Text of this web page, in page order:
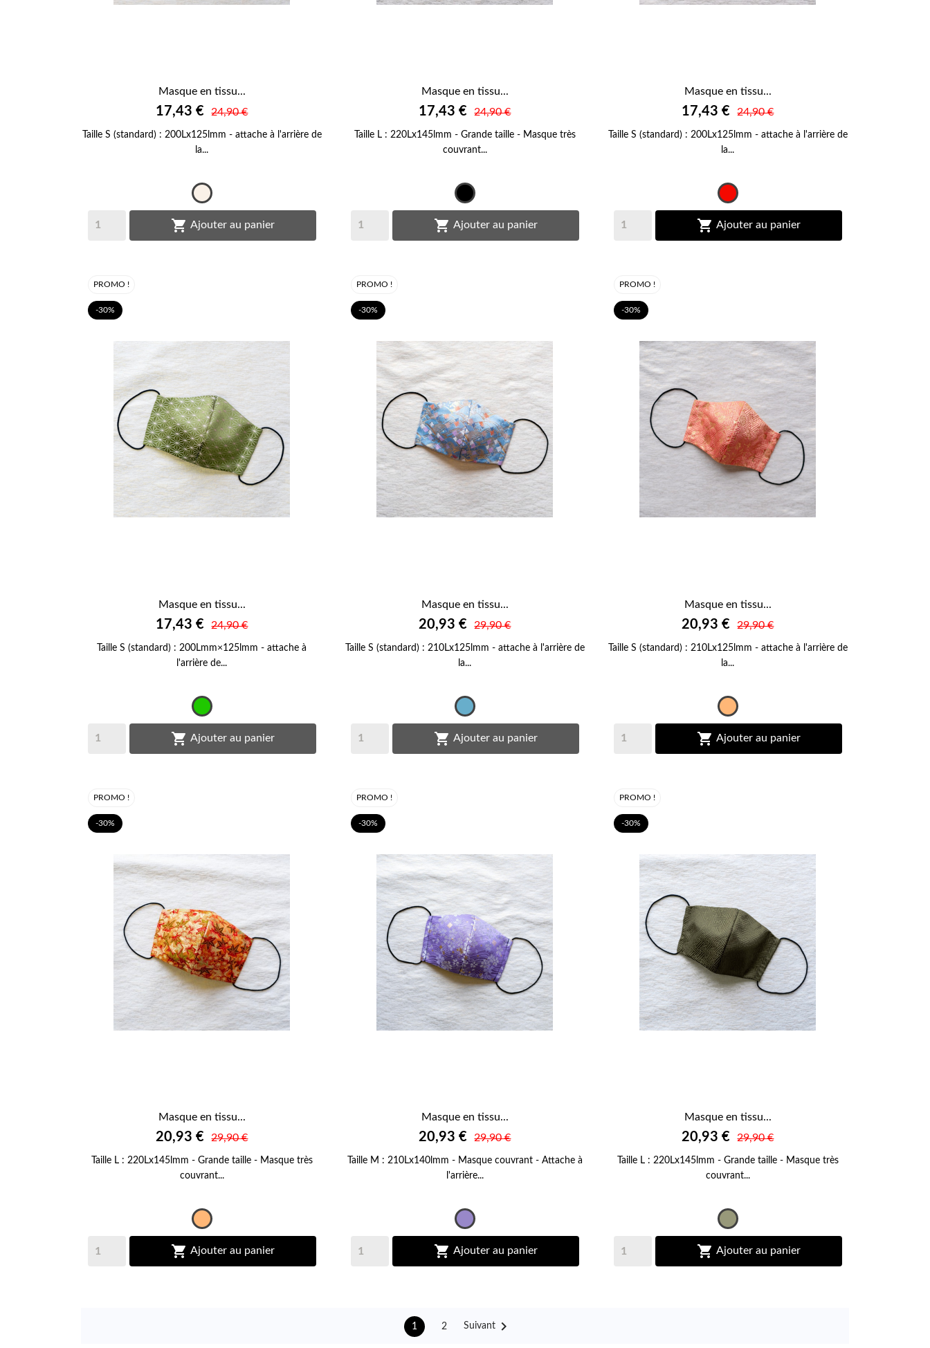
APERÇU RAPIDE
Masque en tissu...
17,43 € 24,90 €
Taille S (standard) : 200Lx125lmm - attache à l'arrière de
la...
Ecru
 Ajouter au panier
APERÇU RAPIDE
Masque en tissu...
17,43 € 24,90 €
Taille L : 220Lx145lmm - Grande taille - Masque très
couvrant...
Noir
 Ajouter au panier
APERÇU RAPIDE
Masque en tissu...
17,43 € 24,90 €
Taille S (standard) : 200Lx125lmm - attache à l'arrière de
la...
Rouge
 Ajouter au panier
APERÇU RAPIDE
PROMO !
-30%
Masque en tissu...
17,43 € 24,90 €
Taille S (standard) : 200Lmm×125lmm - attache à
l'arrière de...
Vert
 Ajouter au panier
APERÇU RAPIDE
PROMO !
-30%
Masque en tissu...
20,93 € 29,90 €
Taille S (standard) : 210Lx125lmm - attache à l'arrière de
la...
Bleu
 Ajouter au panier
APERÇU RAPIDE
PROMO !
-30%
Masque en tissu...
20,93 € 29,90 €
Taille S (standard) : 210Lx125lmm - attache à l'arrière de
la...
Orange
 Ajouter au panier
APERÇU RAPIDE
PROMO !
-30%
Masque en tissu...
20,93 € 29,90 €
Taille L : 220Lx145lmm - Grande taille - Masque très
couvrant...
Orange
 Ajouter au panier
APERÇU RAPIDE
PROMO !
-30%
Masque en tissu...
20,93 € 29,90 €
Taille M : 210Lx140lmm - Masque couvrant - Attache à
l'arrière...
Mauve
 Ajouter au panier
APERÇU RAPIDE
PROMO !
-30%
Masque en tissu...
20,93 € 29,90 €
Taille L : 220Lx145lmm - Grande taille - Masque très
couvrant...
Vert
kaki
 Ajouter au panier
1 2 Suivant 